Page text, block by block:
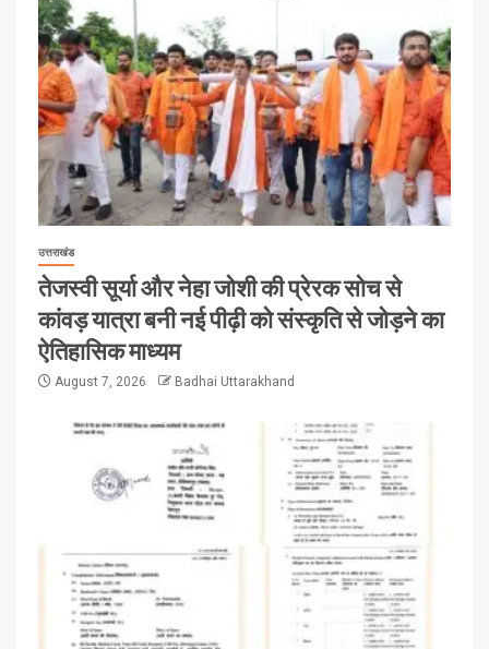
उत्तराखंड
तेजस्वी सूर्या और नेहा जोशी की प्रेरक सोच से
कांवड़ यात्रा बनी नई पीढ़ी को संस्कृति से जोड़ने का
ऐतिहासिक माध्यम
August 7, 2026 Badhai Uttarakhand